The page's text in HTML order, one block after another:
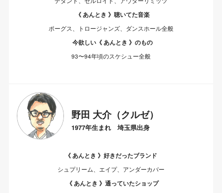
《 あんとき 》聴いてた音楽
ポーグス、トロージャンズ、ダンスホール全般
今欲しい《 あんとき 》のもの
93〜94年頃のスケシュー全般
野田 大介（クルゼ）
1977年生まれ 埼玉県出身
《 あんとき 》好きだったブランド
シュプリーム、エイプ、アンダーカバー
《 あんとき 》通っていたショップ